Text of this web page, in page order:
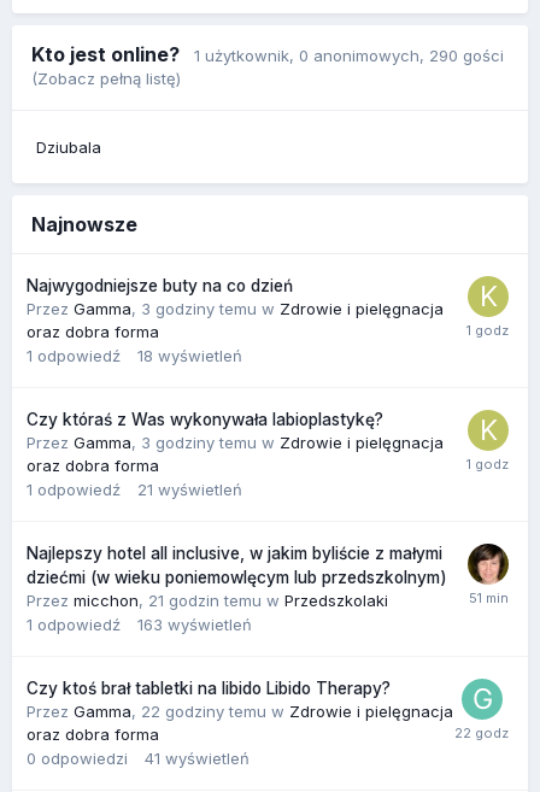
Kto jest online? 1 użytkownik, 0 anonimowych, 290 gości
(Zobacz pełną listę)
Dziubala
Najnowsze
Najwygodniejsze buty na co dzień
Przez Gamma, 3 godziny temu w Zdrowie i pielęgnacja
oraz dobra forma
1 odpowiedź 18 wyświetleń
Czy któraś z Was wykonywała labioplastykę?
Przez Gamma, 3 godziny temu w Zdrowie i pielęgnacja
oraz dobra forma
1 odpowiedź 21 wyświetleń
Najlepszy hotel all inclusive, w jakim byliście z małymi
dziećmi (w wieku poniemowlęcym lub przedszkolnym)
Przez micchon, 21 godzin temu w Przedszkolaki
1 odpowiedź 163 wyświetleń
Czy ktoś brał tabletki na libido Libido Therapy?
Przez Gamma, 22 godziny temu w Zdrowie i pielęgnacja
oraz dobra forma
0 odpowiedzi 41 wyświetleń